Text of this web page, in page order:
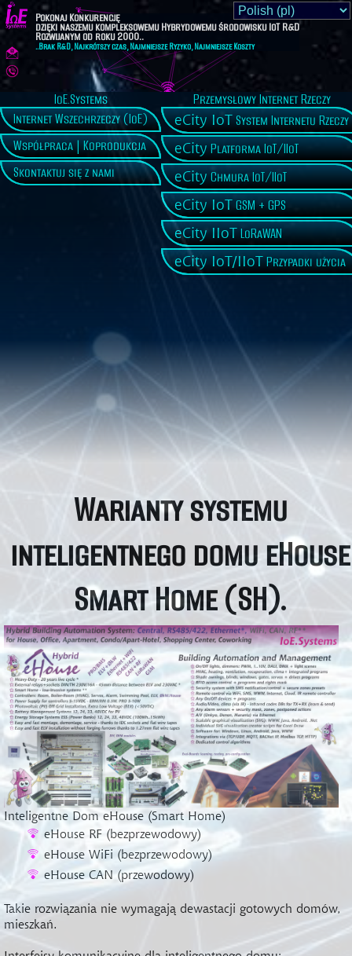
Pokonaj Konkurencję
dzięki naszemu kompleksowemu Hybrydowemu środowisku IoT R&D
Rozwijanym od roku 2000..
..Brak R&D, Najkrótszy czas, Najmniejsze Ryzyko, Najmniejsze Koszty
IoE.Systems
Internet Wszechrzeczy (IoE)
Współpraca | Koprodukcja
Skontaktuj się z nami
Przemysłowy Internet Rzeczy
eCity IoTSystem Internetu Rzeczy
eCityPlatforma IoT/IIoT
eCityChmura IoT/IIoT
eCity IoTGSM + GPS
eCity IIoTLoRaWAN
eCity IoT/IIoTPrzypadki użycia
Warianty systemu
inteligentnego domu eHouse
Smart Home (SH).
Inteligentne Dom eHouse (Smart Home)
eHouse RF (bezprzewodowy)
eHouse WiFi (bezprzewodowy)
eHouse CAN (przewodowy)
Takie rozwiązania nie wymagają dewastacji gotowych domów,
mieszkań.